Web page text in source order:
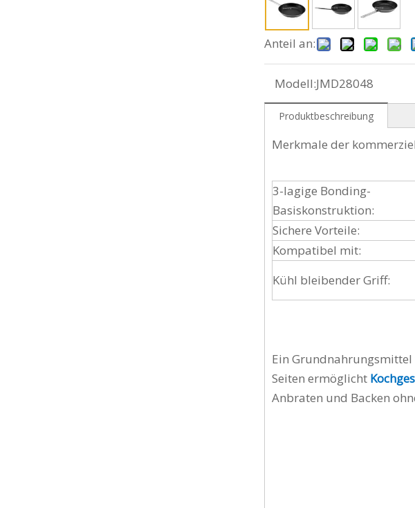
Anteil an:
Modell:JMD28048
Produktbeschreibung
Merkmale der
3-lagige Bonding-
Basiskonstruktion:
Sichere Vorteile:
Kompatibel mit:
Kühl bleibender Griff:
Ein Grundnahrungsmittel
Seiten ermöglicht
Anbraten und Backen